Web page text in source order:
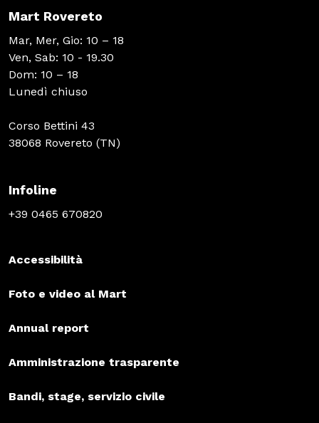
Mart Rovereto
Mar, Mer, Gio: 10 – 18
Ven, Sab: 10 - 19.30
Dom: 10 – 18
Lunedì chiuso
Corso Bettini 43
38068 Rovereto (TN)
Infoline
+39 0465 670820
Accessibilità
Foto e video al Mart
Annual report
Amministrazione trasparente
Bandi, stage, servizio civile